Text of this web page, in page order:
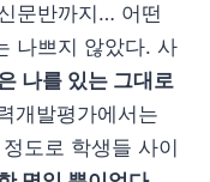
문반까지… 어떤
나쁘지 않았다. 사
나를 있는 그대로
개발평가에서는
도로 학생들 사이